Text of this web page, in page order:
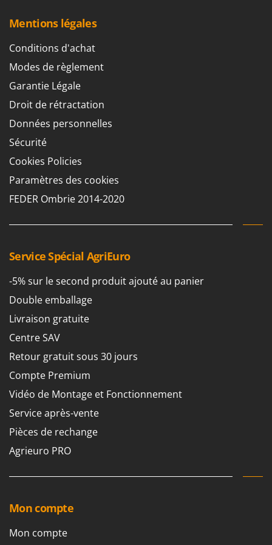
Machines sous vide
Motobineuses
Motoculteurs
Motopompes pour irrigation
Moulins à farine
N
Nettoyeurs et Balais à vapeur
Nettoyeurs haute pression
Nettoyeurs tapis, moquettes et tapisseries
Pelles rétros pour tracteur
Perches Élagueuses
Pétrins à Spirale
Piscines
Planteuses de pommes de terre pour tracteur
Plateaux de coupe pour tracteur
Pompes d'irrigation à tracteur
Pompes de transfert
Pompes immergées électriques
Postes à souder
Poussoirs à saucisse
Pressoirs à fruits
Pressoirs à Raisin
FARMER
FBC
Ferrari Group
Ferroni
Ferrua
FIAC
FIEM
Fimar
FINI
Fiorentini
Flymo
Forest Master
Francini
G
G3 Ferrari
Gardena
Garofalo
GeoTech
GeoTech Pro
Gierre
Ginko - MGM
Gipeco
Greenworks
Mentions légales
Conditions d'achat
Modes de règlement
Garantie Légale
Droit de rétractation
Données personnelles
Sécurité
Cookies Policies
Paramètres des cookies
FEDER Ombrie 2014-2020
Service Spécial AgriEuro
-5% sur le second produit ajouté au panier
Double emballage
Livraison gratuite
Centre SAV
Retour gratuit sous 30 jours
Compte Premium
Vidéo de Montage et Fonctionnement
Service après-vente
Pièces de rechange
Agrieuro PRO
Mon compte
Mon compte